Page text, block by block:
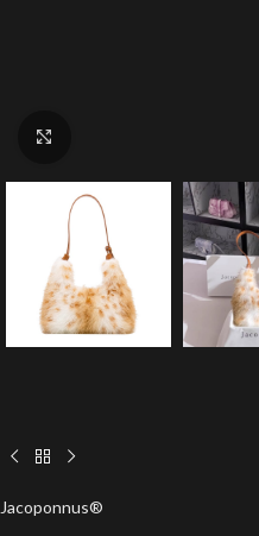
Jacoponnus®